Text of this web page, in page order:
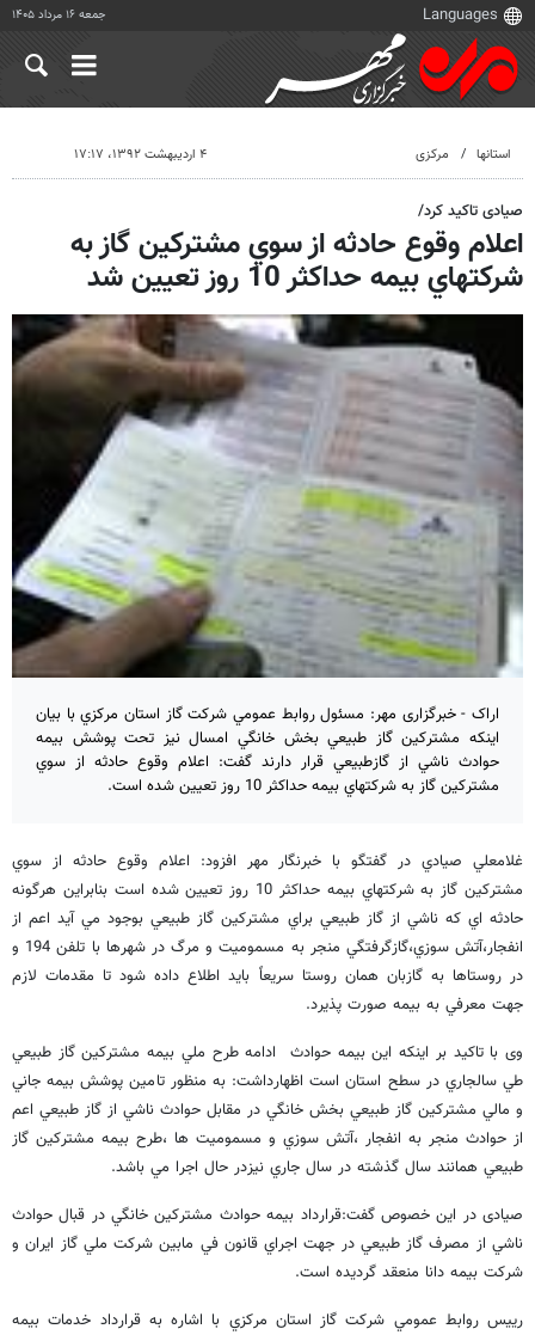
جمعه ۱۶ مرداد ۱۴۰۵
استانها مرکزی ۴ اردیبهشت ۱۳۹۲، ۱۷:۱۷
صیادی تاکید کرد/
اعلام وقوع حادثه از سوي مشتركين گاز به
شركتهاي بيمه حداكثر 10 روز تعيين شد
اراک - خبرگزاری مهر: مسئول روابط عمومي شركت گاز استان مركزي با بیان
اینکه مشتركين گاز طبيعي بخش خانگي امسال نیز تحت پوشش بيمه
حوادث ناشي از گازطبيعي قرار دارند گفت: اعلام وقوع حادثه از سوي
مشتركين گاز به شركتهاي بيمه حداكثر 10 روز تعيين شده است.
غلامعلي صيادي در گفتگو با خبرنگار مهر افزود: اعلام وقوع حادثه از سوي
مشتركين گاز به شركتهاي بيمه حداكثر 10 روز تعيين شده است بنابراين هرگونه
حادثه اي كه ناشي از گاز طبيعي براي مشتركين گاز طبيعي بوجود مي آيد اعم از
انفجار،آتش سوزي،گازگرفتگي منجر به مسموميت و مرگ در شهرها با تلفن 194 و
در روستاها به گازبان همان روستا سريعاً بايد اطلاع داده شود تا مقدمات لازم
جهت معرفي به بيمه صورت پذيرد.
وی با تاکید بر اینکه این بیمه حوادث ادامه طرح ملي بيمه مشتركين گاز طبيعي
طي سالجاري در سطح استان است اظهارداشت: به منظور تامين پوشش بيمه جاني
و مالي مشتركين گاز طبيعي بخش خانگي در مقابل حوادث ناشي از گاز طبيعي اعم
از حوادث منجر به انفجار ،آتش سوزي و مسموميت ها ،طرح بيمه مشتركين گاز
طبيعي همانند سال گذشته در سال جاري نيزدر حال اجرا مي باشد.
صیادی در اين خصوص گفت:قرارداد بيمه حوادث مشتركين خانگي در قبال حوادث
ناشي از مصرف گاز طبيعي در جهت اجراي قانون في مابين شركت ملي گاز ايران و
شركت بيمه دانا منعقد گرديده است.
رييس روابط عمومي شركت گاز استان مركزي با اشاره به قرارداد خدمات بيمه